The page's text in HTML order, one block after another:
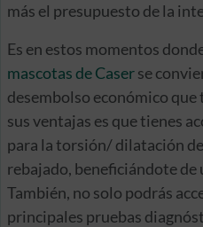
más el presupuesto de la
Es en estos momentos
mascotas de Caserse
desembolso económico que
sus ventajas es que tienes
para la torsión/ dilatación
rebajado, beneficiándote
También, no solo podrás
principales pruebas